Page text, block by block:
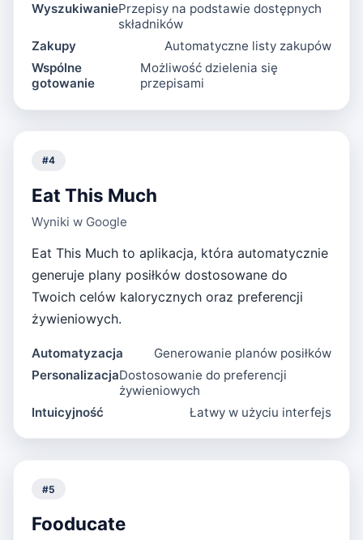
WyszukiwaniePrzepisy na podstawie dostępnych
składników
Zakupy
Automatyczne listy zakupów
Wspólne
gotowanie
Możliwość dzielenia się
przepisami
#4
Eat This Much
Wyniki w Google
Eat This Much to aplikacja, która automatycznie
generuje plany posiłków dostosowane do
Twoich celów kalorycznych oraz preferencji
żywieniowych.
Automatyzacja
Generowanie planów posiłków
PersonalizacjaDostosowanie do preferencji
żywieniowych
Intuicyjność
Łatwy w użyciu interfejs
#5
Fooducate